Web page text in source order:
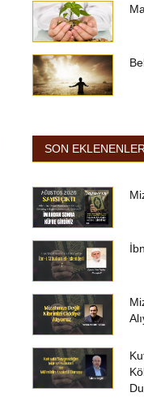
SON EKLENENLER